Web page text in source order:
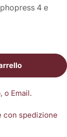
4 e
4 uscite 4
o Email.
con spedizione